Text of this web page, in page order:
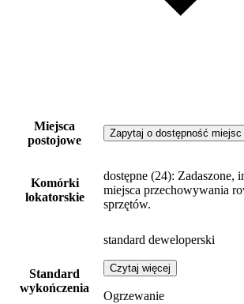
Miejsca
postojowe
Zapytaj o dostępność
Komórki
lokatorskie
dostępne (24): Zadaszone,
miejsca przechowywania
sprzętów.
Standard
wykończenia
standard deweloperski
Czytaj więcej
Ogrzewanie